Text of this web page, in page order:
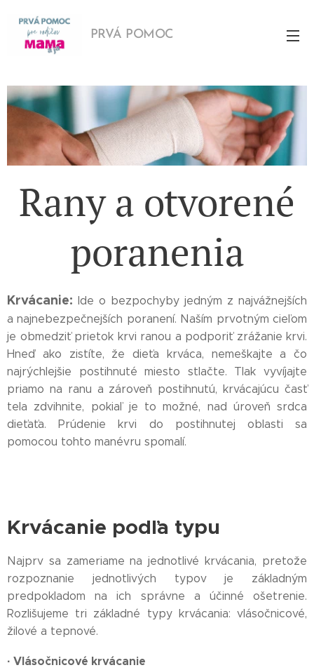
PRVÁ POMOC
Rany a otvorené
poranenia
Krvácanie: Ide o bezpochyby jedným z najvážnejších
a najnebezpečnejších poranení. Naším prvotným cieľom
je obmedziť prietok krvi ranou a podporiť zrážanie krvi.
Hneď ako zistíte, že dieťa krváca, nemeškajte a čo
najrýchlejšie postihnuté miesto stlačte. Tlak vyvíjajte
priamo na ranu a zároveň postihnutú, krvácajúcu časť
tela zdvihnite, pokiaľ je to možné, nad úroveň srdca
dieťaťa. Prúdenie krvi do postihnutej oblasti sa
pomocou tohto manévru spomalí.
Krvácanie podľa typu
Najprv sa zameriame na jednotlivé krvácania, pretože
rozpoznanie jednotlivých typov je základným
predpokladom na ich správne a účinné ošetrenie.
Rozlišujeme tri základné typy krvácania: vlásočnicové,
žilové a tepnové.
· Vlásočnicové krvácanie